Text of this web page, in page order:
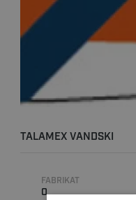
TALAMEX VANDSKI
FABRIKAT
0